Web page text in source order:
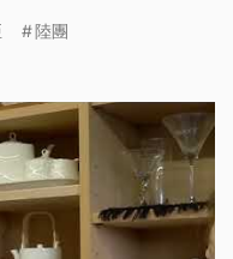
上山遊覽車大減，而
行團。阿里山茶葉業
是陸
陸團